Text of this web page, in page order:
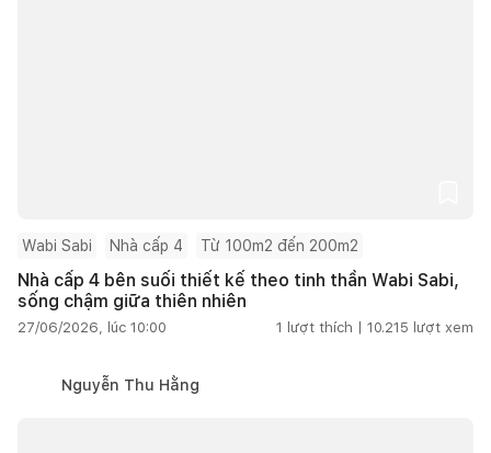
Wabi Sabi Nhà cấp 4 Từ 100m2 đến 200m2
Nhà cấp 4 bên suối thiết kế theo tinh thần Wabi Sabi,
sống chậm giữa thiên nhiên
27/06/2026, lúc 10:00 1 lượt thích | 10.215 lượt xem
Nguyễn Thu Hằng